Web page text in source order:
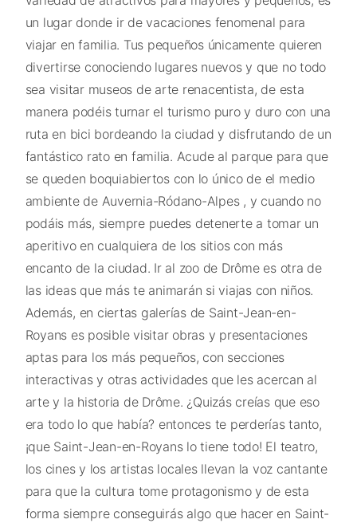
un lugar donde ir de vacaciones fenomenal para
viajar en familia. Tus pequeños únicamente quieren
divertirse conociendo lugares nuevos y que no todo
sea visitar museos de arte renacentista, de esta
manera podéis turnar el turismo puro y duro con una
ruta en bici bordeando la ciudad y disfrutando de un
fantástico rato en familia. Acude al parque para que
se queden boquiabiertos con lo único de el medio
ambiente de Auvernia-Ródano-Alpes , y cuando no
podáis más, siempre puedes detenerte a tomar un
aperitivo en cualquiera de los sitios con más
encanto de la ciudad. Ir al zoo de Drôme es otra de
las ideas que más te animarán si viajas con niños.
Además, en ciertas galerías de Saint-Jean-en-
Royans es posible visitar obras y presentaciones
aptas para los más pequeños, con secciones
interactivas y otras actividades que les acercan al
arte y la historia de Drôme. ¿Quizás creías que eso
era todo lo que había? entonces te perderías tanto,
¡que Saint-Jean-en-Royans lo tiene todo! El teatro,
los cines y los artistas locales llevan la voz cantante
para que la cultura tome protagonismo y de esta
forma siempre conseguirás algo que hacer en Saint-